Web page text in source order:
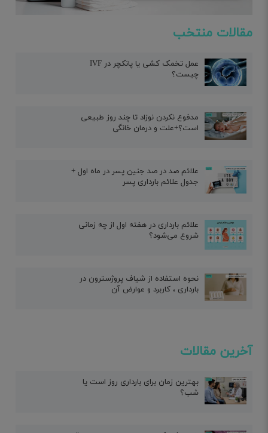
مقالات منتخب
عمل تخمک کشی یا پانکچر در IVF
چیست؟
مدفوع نکردن نوزاد تا چند روز طبیعی
است؟+علت و درمان خانگی
علائم صد در صد جنین پسر در ماه اول +
جدول علائم بارداری پسر
علائم بارداری در هفته اول از چه زمانی
شروع می‌شود؟
نحوه استفاده از شیاف پروژسترون در
بارداری ، کاربرد و عوارض آن
آخرین مقالات
بهترین زمان برای بارداری روز است یا
شب؟